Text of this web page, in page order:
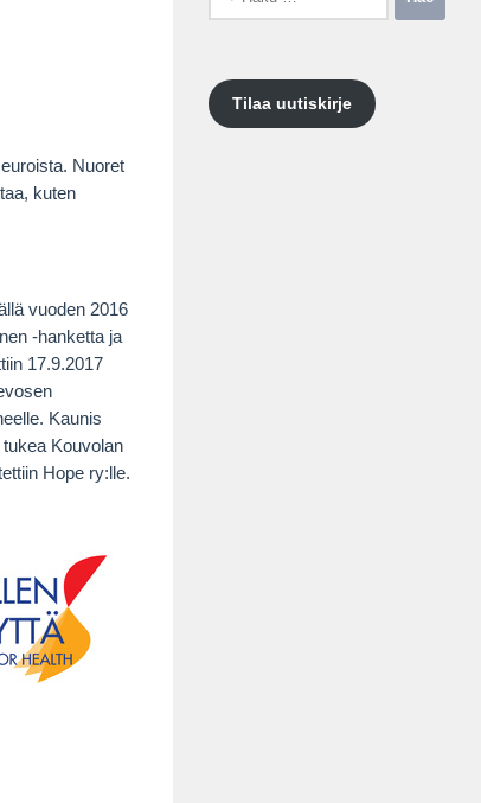
Nuoret
kuten
vuoden 2016
-hanketta ja
17.9.2017
Kaunis
Kouvolan
Hope ry:lle.
Tilaa uutiskirje